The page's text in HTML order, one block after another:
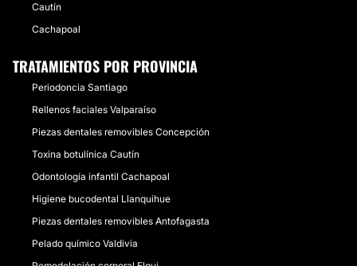
Cautín
Cachapoal
TRATAMIENTOS POR PROVINCIA
Periodoncia Santiago
Rellenos faciales Valparaíso
Piezas dentales removibles Concepción
Toxina botulínica Cautín
Odontología infantil Cachapoal
Higiene bucodental Llanquihue
Piezas dentales removibles Antofagasta
Pelado químico Valdivia